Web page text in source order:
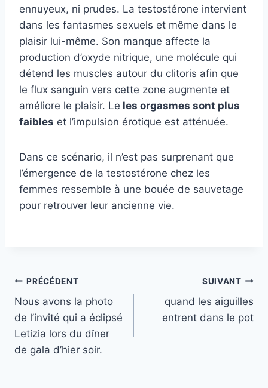
ennuyeux, ni prudes. La testostérone intervient
dans les fantasmes sexuels et même dans le
plaisir lui-même. Son manque affecte la
production d’oxyde nitrique, une molécule qui
détend les muscles autour du clitoris afin que
le flux sanguin vers cette zone augmente et
améliore le plaisir. Le les orgasmes sont plus
faibles et l’impulsion érotique est atténuée.
Dans ce scénario, il n’est pas surprenant que
l’émergence de la testostérone chez les
femmes ressemble à une bouée de sauvetage
pour retrouver leur ancienne vie.
Navigation
de
l’article
PRÉCÉDENT
Nous avons la photo
de l’invité qui a éclipsé
Letizia lors du dîner
de gala d’hier soir.
SUIVANT
quand les aiguilles
entrent dans le pot